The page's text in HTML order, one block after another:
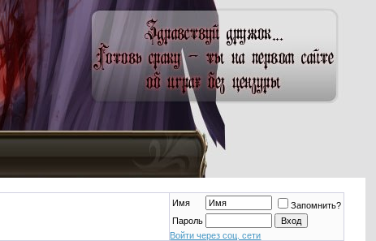
Имя
Запомнить?
Пароль
Войти через соц. сети